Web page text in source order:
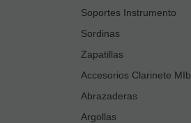
Soportes Instrumento
Sordinas
Zapatillas
Accesorios Clarinete MIb
Abrazaderas
Argollas